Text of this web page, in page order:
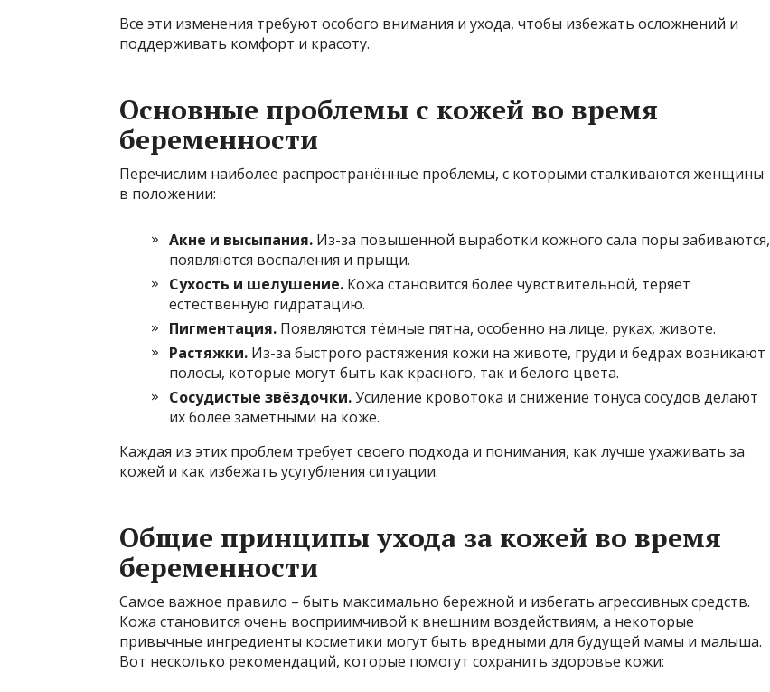
Все эти изменения требуют особого внимания и ухода, чтобы избежать осложнений и
поддерживать комфорт и красоту.
Основные проблемы с кожей во время
беременности
Перечислим наиболее распространённые проблемы, с которыми сталкиваются женщины
в положении:
Акне и высыпания. Из-за повышенной выработки кожного сала поры забиваются,
появляются воспаления и прыщи.
Сухость и шелушение. Кожа становится более чувствительной, теряет
естественную гидратацию.
Пигментация. Появляются тёмные пятна, особенно на лице, руках, животе.
Растяжки. Из-за быстрого растяжения кожи на животе, груди и бедрах возникают
полосы, которые могут быть как красного, так и белого цвета.
Сосудистые звёздочки.Усиление кровотока и снижение тонуса сосудов делают
их более заметными на коже.
Каждая из этих проблем требует своего подхода и понимания, как лучше ухаживать за
кожей и как избежать усугубления ситуации.
Общие принципы ухода за кожей во время
беременности
Самое важное правило – быть максимально бережной и избегать агрессивных средств.
Кожа становится очень восприимчивой к внешним воздействиям, а некоторые
привычные ингредиенты косметики могут быть вредными для будущей мамы и малыша.
Вот несколько рекомендаций, которые помогут сохранить здоровье кожи: